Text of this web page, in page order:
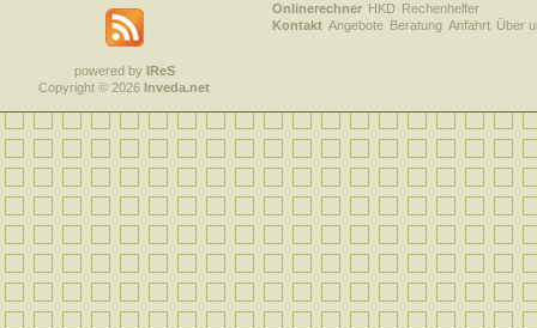
powered by IReS
Copyright © 2026 Inveda.net
Onlinerechner HKD Rechenhelfer
Kontakt Angebote Beratung Anfahrt Über